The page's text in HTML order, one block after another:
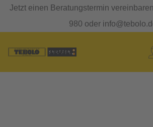
Jetzt einen Beratungstermin
980 oder